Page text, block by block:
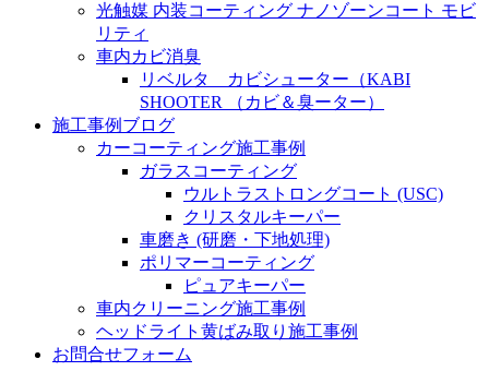
光触媒 内装コーティング ナノゾーンコート モビ
リティ
車内カビ消臭
リベルタ カビシューター（KABI
SHOOTER （カビ＆臭ーター）
施工事例ブログ
カーコーティング施工事例
ガラスコーティング
ウルトラストロングコート (USC)
クリスタルキーパー
車磨き (研磨・下地処理)
ポリマーコーティング
ピュアキーパー
車内クリーニング施工事例
ヘッドライト黄ばみ取り施工事例
お問合せフォーム